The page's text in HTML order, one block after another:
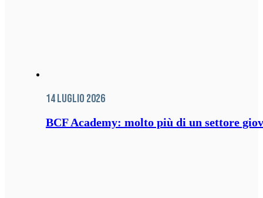
14 Luglio 2026
BCF Academy: molto più di un settore